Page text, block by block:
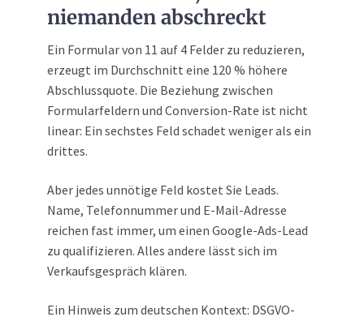
niemanden abschreckt
Ein Formular von 11 auf 4 Felder zu reduzieren,
erzeugt im Durchschnitt eine 120 % höhere
Abschlussquote. Die Beziehung zwischen
Formularfeldern und Conversion-Rate ist nicht
linear: Ein sechstes Feld schadet weniger als ein
drittes.
Aber jedes unnötige Feld kostet Sie Leads.
Name, Telefonnummer und E-Mail-Adresse
reichen fast immer, um einen Google-Ads-Lead
zu qualifizieren. Alles andere lässt sich im
Verkaufsgespräch klären.
Ein Hinweis zum deutschen Kontext: DSGVO-